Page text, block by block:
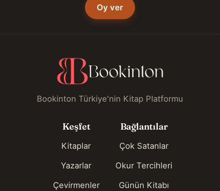
Oy ver
Bookinton Türkiye'nin Kitap Platformu
Keşfet
Kitaplar
Yazarlar
Çevirmenler
Bağlantılar
Çok Satanlar
Okur Tercihleri
Günün Kitabı